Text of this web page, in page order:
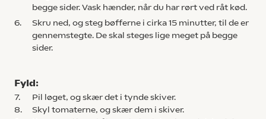
begge sider. Vask hænder, når du har rørt ved råt kød.
6.
Skru ned, og steg bøfferne i cirka 15 minutter, til de er
gennemstegte. De skal steges lige meget på begge
sider.
Fyld:
7.
Pil løget, og skær det i tynde skiver.
8.
Skyl tomaterne, og skær dem i skiver.